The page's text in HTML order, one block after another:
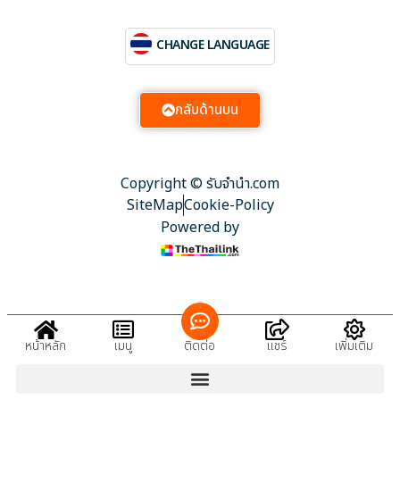
Copyright © รับจํานํา.com
SiteMapCookie-Policy
Powered by
CHANGE LANGUAGE
กลับด้านบน
หน้าหลัก เมนู ติดต่อ แชร์ เพิ่มเติม